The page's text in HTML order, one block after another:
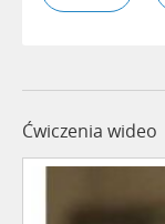
Ćwiczenia wideo